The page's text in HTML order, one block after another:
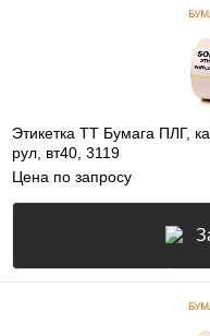
Этикетка ТТ Бумага ПЛГ,
рул, вт40, 3119
Цена по запросу